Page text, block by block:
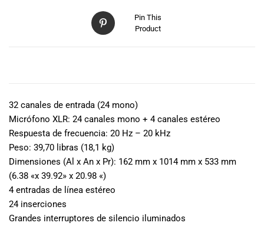
Pin This
Product
32 canales de entrada (24 mono)
Micrófono XLR: 24 canales mono + 4 canales estéreo
Respuesta de frecuencia: 20 Hz – 20 kHz
Peso: 39,70 libras (18,1 kg)
Dimensiones (Al x An x Pr): 162 mm x 1014 mm x 533 mm
(6.38 «x 39.92» x 20.98 «)
4 entradas de línea estéreo
24 inserciones
Grandes interruptores de silencio iluminados